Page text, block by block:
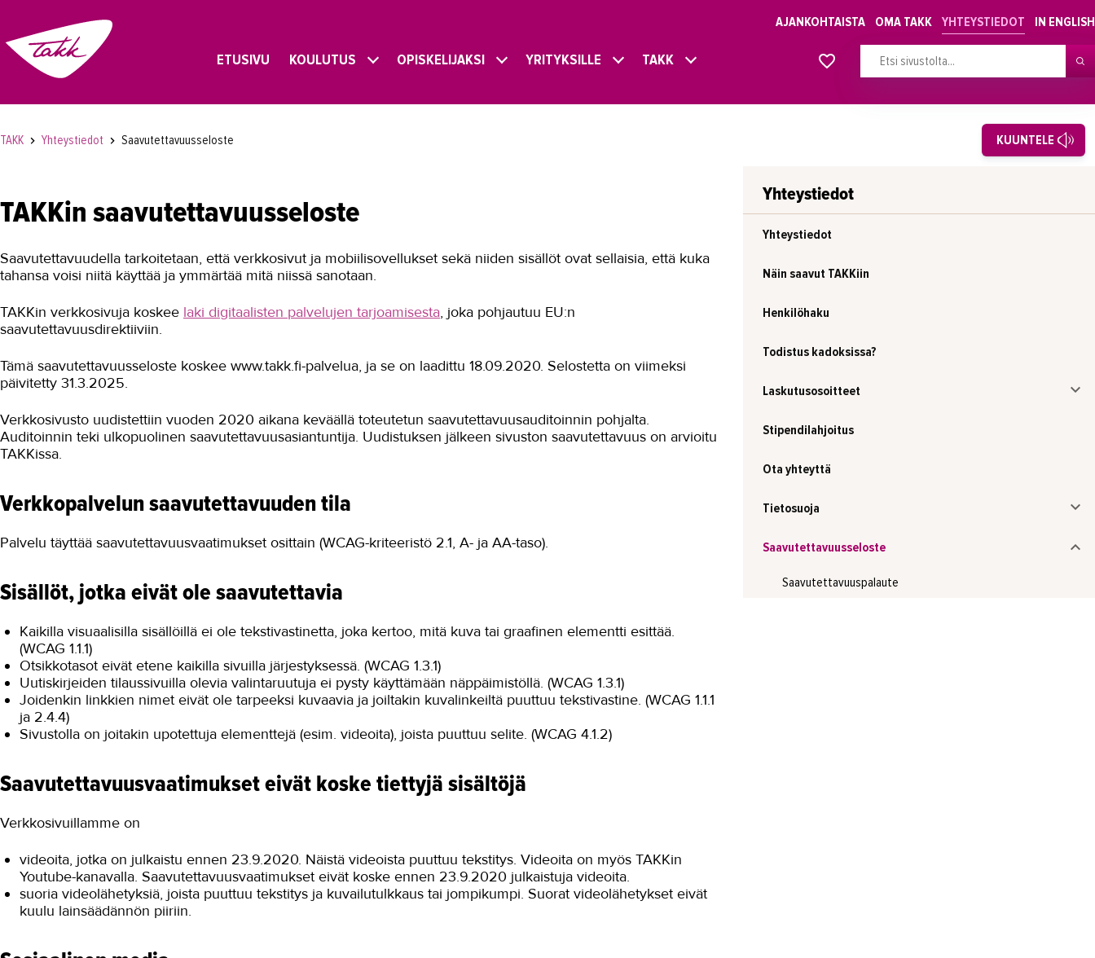
AJANKOHTAISTA OMA TAKK YHTEYSTIEDOT IN ENGLISH
ETUSIVU KOULUTUS OPISKELIJAKSI YRITYKSILLE TAKK
TAKK Yhteystiedot Saavutettavuusseloste KUUNTELE
TAKKin saavutettavuusseloste
Saavutettavuudella tarkoitetaan, että verkkosivut ja mobiilisovellukset sekä niiden sisällöt ovat sellaisia, että kuka
tahansa voisi niitä käyttää ja ymmärtää mitä niissä sanotaan.
TAKKin verkkosivuja koskee laki digitaalisten palvelujen tarjoamisesta, joka pohjautuu EU:n
saavutettavuusdirektiiviin.
Tämä saavutettavuusseloste koskee www.takk.fi-palvelua, ja se on laadittu 18.09.2020. Selostetta on viimeksi
päivitetty 31.3.2025.
Verkkosivusto uudistettiin vuoden 2020 aikana keväällä toteutetun saavutettavuusauditoinnin pohjalta.
Auditoinnin teki ulkopuolinen saavutettavuusasiantuntija. Uudistuksen jälkeen sivuston saavutettavuus on arvioitu
TAKKissa.
Verkkopalvelun saavutettavuuden tila
Palvelu täyttää saavutettavuusvaatimukset osittain (WCAG-kriteeristö 2.1, A- ja AA-taso).
Sisällöt, jotka eivät ole saavutettavia
Kaikilla visuaalisilla sisällöillä ei ole tekstivastinetta, joka kertoo, mitä kuva tai graafinen elementti esittää.
(WCAG 1.1.1)
Otsikkotasot eivät etene kaikilla sivuilla järjestyksessä. (WCAG 1.3.1)
Uutiskirjeiden tilaussivuilla olevia valintaruutuja ei pysty käyttämään näppäimistöllä. (WCAG 1.3.1)
Joidenkin linkkien nimet eivät ole tarpeeksi kuvaavia ja joiltakin kuvalinkeiltä puuttuu tekstivastine. (WCAG 1.1.1
ja 2.4.4)
Sivustolla on joitakin upotettuja elementtejä (esim. videoita), joista puuttuu selite. (WCAG 4.1.2)
Saavutettavuusvaatimukset eivät koske tiettyjä sisältöjä
Verkkosivuillamme on
videoita, jotka on julkaistu ennen 23.9.2020. Näistä videoista puuttuu tekstitys. Videoita on myös TAKKin
Youtube-kanavalla. Saavutettavuusvaatimukset eivät koske ennen 23.9.2020 julkaistuja videoita.
suoria videolähetyksiä, joista puuttuu tekstitys ja kuvailutulkkaus tai jompikumpi. Suorat videolähetykset eivät
kuulu lainsäädännön piiriin.
Yhteystiedot
Yhteystiedot
Näin saavut TAKKiin
Henkilöhaku
Todistus kadoksissa?
Laskutusosoitteet
Stipendilahjoitus
Ota yhteyttä
Tietosuoja
Saavutettavuusseloste
Saavutettavuuspalaute
Alkavat koulutukset osiosta